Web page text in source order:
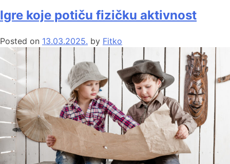
Igre koje potiču fizičku aktivnost
Posted on 13.03.2025. by Fitko